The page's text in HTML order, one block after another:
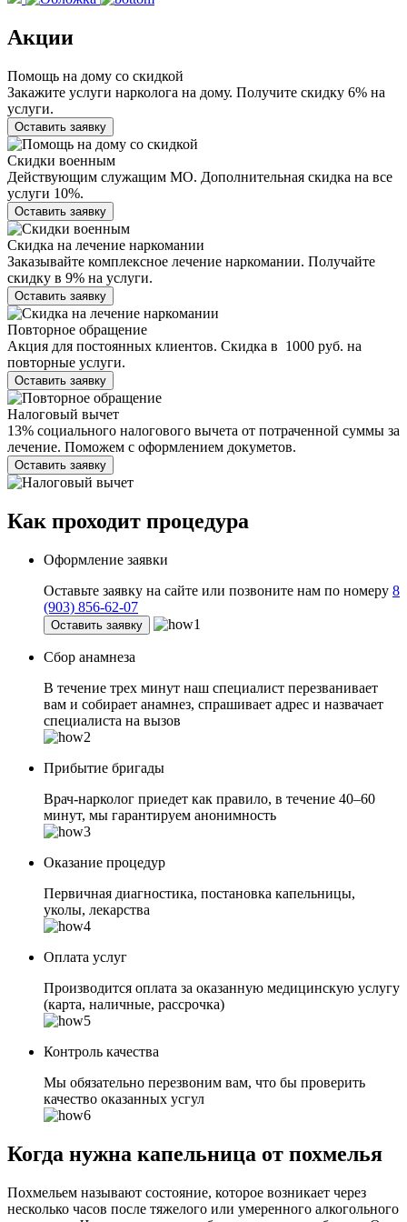
Акции
Помощь на дому со скидкой
Закажите услуги нарколога на дому. Получите скидку 6% на
услуги.
Оставить заявку
Скидки военным
Действующим служащим МО. Дополнительная скидка на все
услуги 10%.
Оставить заявку
Скидка на лечение наркомании
Заказывайте комплексное лечение наркомании. Получайте
скидку в 9% на услуги.
Оставить заявку
Повторное обращение
Акция для постоянных клиентов. Скидка в 1000 руб. на
повторные услуги.
Оставить заявку
Налоговый вычет
13% социального налогового вычета от потраченной суммы за
лечение. Поможем с оформлением докуметов.
Оставить заявку
Как проходит процедура
Оформление заявки
Оставьте заявку на сайте или позвоните нам по номеру 8
(903) 856-62-07
Оставить заявку
Сбор анамнеза
В течение трех минут наш специалист перезванивает
вам и собирает анамнез, спрашивает адрес и назвачает
специалиста на вызов
Прибытие бригады
Врач-нарколог приедет как правило, в течение 40–60
минут, мы гарантируем анонимность
Оказание процедур
Первичная диагностика, постановка капельницы,
уколы, лекарства
Оплата услуг
Производится оплата за оказанную медицинскую услугу
(карта, наличные, рассрочка)
Контроль качества
Мы обязательно перезвоним вам, что бы проверить
качество оказанных усгул
Когда нужна капельница от похмелья
Похмельем называют состояние, которое возникает через
несколько часов после тяжелого или умеренного алкогольного